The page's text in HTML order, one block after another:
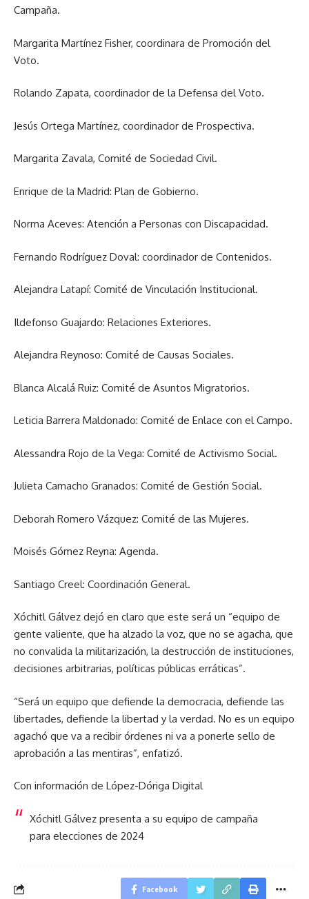
Campaña.
Margarita Martínez Fisher, coordinara de Promoción del
Voto.
Rolando Zapata, coordinador de la Defensa del Voto.
Jesús Ortega Martínez, coordinador de Prospectiva.
Margarita Zavala, Comité de Sociedad Civil.
Enrique de la Madrid: Plan de Gobierno.
Norma Aceves: Atención a Personas con Discapacidad.
Fernando Rodríguez Doval: coordinador de Contenidos.
Alejandra Latapí: Comité de Vinculación Institucional.
Ildefonso Guajardo: Relaciones Exteriores.
Alejandra Reynoso: Comité de Causas Sociales.
Blanca Alcalá Ruiz: Comité de Asuntos Migratorios.
Leticia Barrera Maldonado: Comité de Enlace con el Campo.
Alessandra Rojo de la Vega: Comité de Activismo Social.
Julieta Camacho Granados: Comité de Gestión Social.
Deborah Romero Vázquez: Comité de las Mujeres.
Moisés Gómez Reyna: Agenda.
Santiago Creel: Coordinación General.
Xóchitl Gálvez dejó en claro que este será un “equipo de
gente valiente, que ha alzado la voz, que no se agacha, que
no convalida la militarización, la destrucción de instituciones,
decisiones arbitrarias, políticas públicas erráticas”.
“Será un equipo que defiende la democracia, defiende las
libertades, defiende la libertad y la verdad. No es un equipo
agachó que va a recibir órdenes ni va a ponerle sello de
aprobación a las mentiras”, enfatizó.
Con información de López-Dóriga Digital
Xóchitl Gálvez presenta a su equipo de campaña
para elecciones de 2024
Facebook